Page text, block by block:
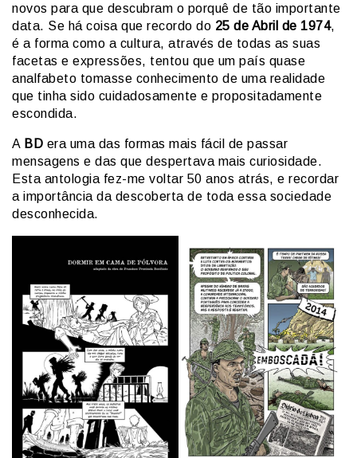
novos para que descubram o porquê de tão importante
data. Se há coisa que recordo do 25 de Abril de 1974,
é a forma como a cultura, através de todas as suas
facetas e expressões, tentou que um país quase
analfabeto tomasse conhecimento de uma realidade
que tinha sido cuidadosamente e propositadamente
escondida.
A BD era uma das formas mais fácil de passar
mensagens e das que despertava mais curiosidade.
Esta antologia fez-me voltar 50 anos atrás, e recordar
a importância da descoberta de toda essa sociedade
desconhecida.